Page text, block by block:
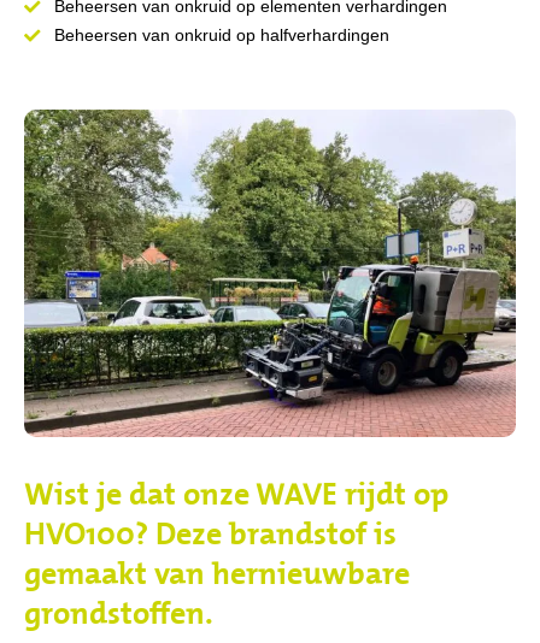
Beheersen van onkruid op elementen verhardingen
Beheersen van onkruid op halfverhardingen
Wist je dat onze WAVE rijdt op
HVO100? Deze brandstof is
gemaakt van hernieuwbare
grondstoffen.